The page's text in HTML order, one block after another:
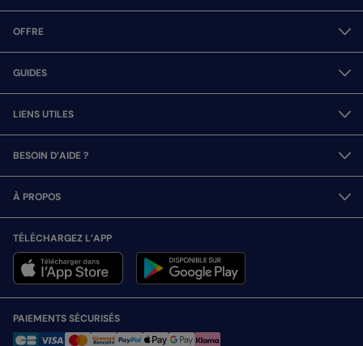
OFFRE
GUIDES
LIENS UTILES
BESOIN D’AIDE ?
À PROPOS
TÉLÉCHARGEZ L’APP
PAIEMENTS SÉCURISÉS